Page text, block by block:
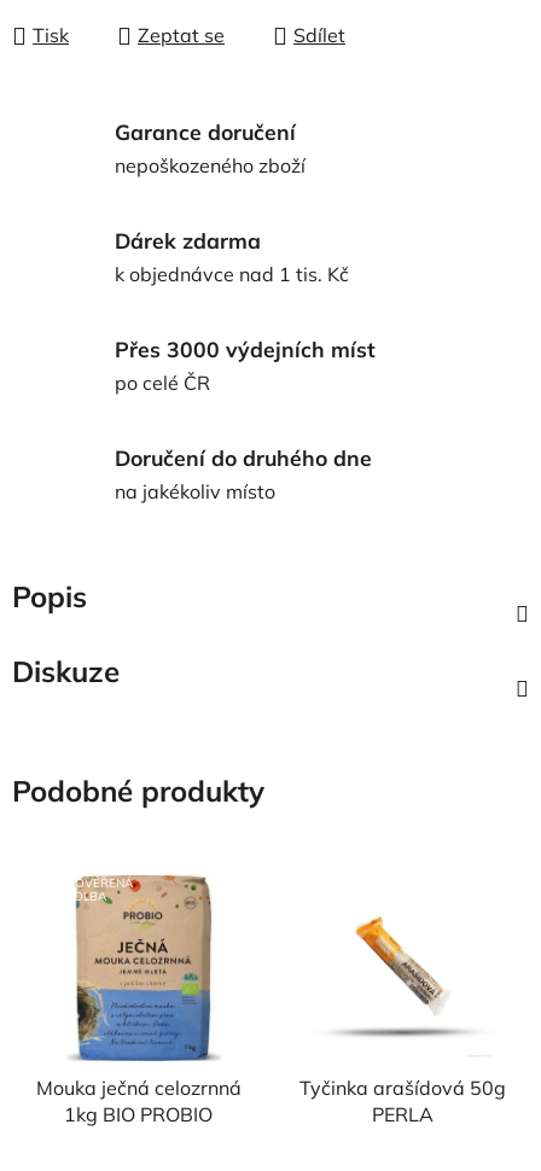
Tisk Zeptat se Sdílet
Garance doručení
nepoškozeného zboží
Dárek zdarma
k objednávce nad 1 tis. Kč
Přes 3000 výdejních míst
po celé ČR
Doručení do druhého dne
na jakékoliv místo
Popis
Diskuze
Podobné produkty
NAŠE OVĚŘENÁ
VOLBA
Mouka ječná celozrnná
1kg BIO PROBIO
Tyčinka arašídová 50g
PERLA